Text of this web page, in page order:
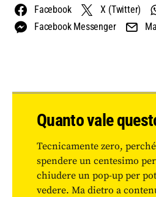
Facebook X (Twitter)
Facebook Messenger
Quanto vale
Tecnicamente zero,
spendere un centesimo
chiudere un pop-up per
vedere. Ma dietro a